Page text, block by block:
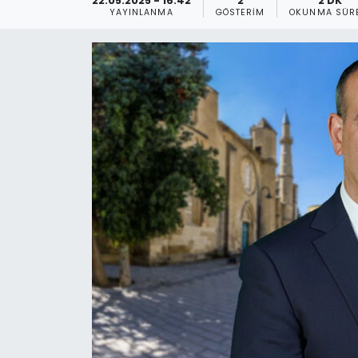
YAYINLANMA GÖSTERIM OKUNMA
KKTC YEREL SEÇİM 2018
Kültür Sanat
Magazin
Nöbetçi Eczaneler
Otomobil Dünyası